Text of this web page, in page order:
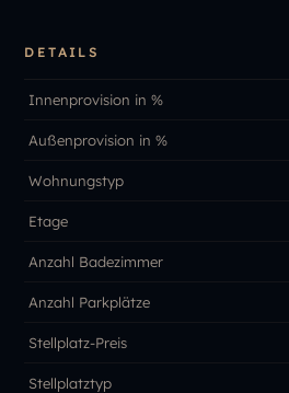
DETAILS
Innenprovision in %
Außenprovision in %
Wohnungstyp
Etage
Anzahl Badezimmer
Anzahl Parkplätze
Stellplatz-Preis
Stellplatztyp